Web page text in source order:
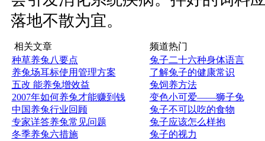
落地不散为宜。
相关文章
种草养兔八要点
养兔场耳标使用管理方案
五改 能养兔增效益
2007年如何养兔才能赚到钱
中国养兔行业回顾
专家详答养兔常见问题
冬季养兔六措施
频道热门
兔子二十六种身体语言
了解兔子的健康常识
兔饲养方法
变色小可爱——狮子兔
兔子不可以吃的食物
兔子应该怎么样抱
兔子的视力